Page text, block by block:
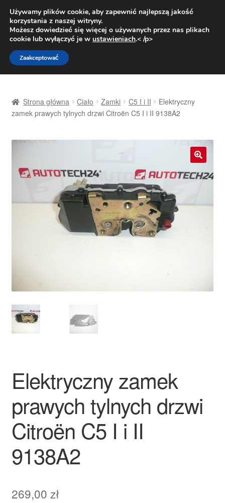
DOSTAWA od 31 zł
Pn.-pt. 9:00-16:00800 003 167
Przejdź
do
nawigacji
Przejdź
do
treści
Dostawa
Skarga
Zamówienia
Zasady i warunki
Strona główna Ciało Zamki C5 I i II
Elektryczny
zamek prawych tylnych drzwi Citroën C5 I i II 9138A2
Elektryczny zamek
prawych tylnych drzwi
Citroën C5 I i II
9138A2
269,00 zł
Używamy plików cookie, aby zapewnić najlepszą jakość
korzystania z naszej witryny.
Możesz dowiedzieć się więcej o używanych przez nas plikach
cookie lub wyłączyć je w ustawieniach.< /p>
Zaakceptować